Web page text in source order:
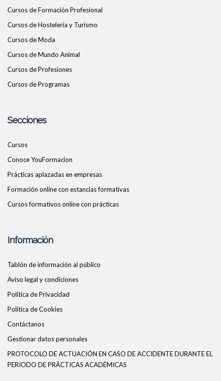
Cursos de Formación Profesional
Cursos de Hostelería y Turismo
Cursos de Moda
Cursos de Mundo Animal
Cursos de Profesiones
Cursos de Programas
Secciones
Cursos
Conoce YouFormacion
Prácticas aplazadas en empresas
Formación online con estancias formativas
Cursos formativos online con prácticas
Información
Tablón de información al público
Aviso legal y condiciones
Política de Privacidad
Política de Cookies
Contáctanos
Gestionar datos personales
PROTOCOLO DE ACTUACIÓN EN CASO DE ACCIDENTE DURANTE EL
PERIODO DE PRÁCTICAS ACADÉMICAS